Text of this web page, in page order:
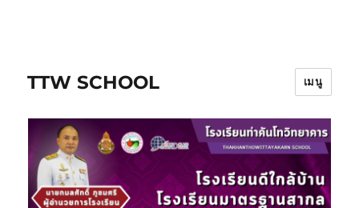
บทความ
TTW SCHOOL เมนู